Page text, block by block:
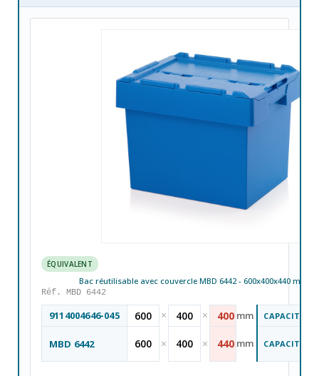
ÉQUIVALENT
Bac réutilisable avec couvercle MBD 6442 - 600x400x440 mm -
Réf. MBD 6442
9114004646-045 600 × 400 × 400 mm CAPACITÉ
MBD 6442 600 × 400 × 440 mm CAPACITÉ